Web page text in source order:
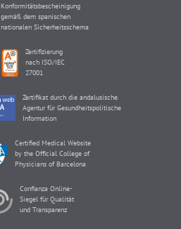
Konformitätsbescheinigung
gemäß dem spanischen
nationalen Sicherheitsschema
Zertifizierung
nach ISO/IEC
27001
Zertifikat durch die andalusische
Agentur für Gesundheitspolitische
Information
Certified Medical Website
by the Official College of
Physicians of Barcelona
Confianza Online-
Siegel für Qualität
und Transparenz